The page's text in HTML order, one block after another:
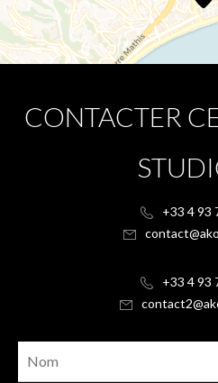
CONTACTER
+33 4 93
+33 4 93